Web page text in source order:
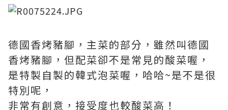
德國香烤豬腳，主菜的部分，雖然叫德國
香烤豬腳，但配菜卻不是常見的酸菜喔，
是特製自製的韓式泡菜喔，哈哈~是不是很
特別呢，
非常有創意，接受度也較酸菜高！